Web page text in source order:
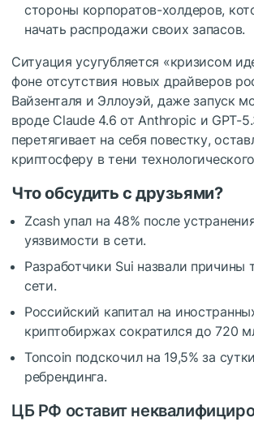
стороны корпоратов-холдеров,
начать распродажи своих запасов.
Ситуация усугубляется «кризисом
фоне отсутствия новых драйверов
Вайзенталя и Эллоуэй, даже запуск
вроде Claude 4.6 от Anthropic и GPT-
перетягивает на себя повестку,
криптосферу в тени
Что обсудить с друзьями?
Zcash упал на 48% после
уязвимости в сети.
Разработчики Sui назвали причины
сети.
Российский капитал на
криптобиржах сократился до 720
Toncoin подскочил на 19,5% за
ребрендинга.
ЦБ РФ оставит